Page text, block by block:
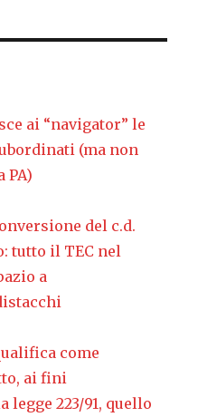
ai “navigator” le
(ma non
PA)
del c.d.
tutto il TEC nel
a
come
ai fini
legge 223/91, quello